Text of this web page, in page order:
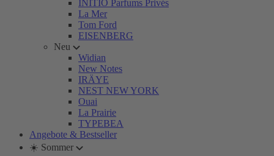
INITIO Parfums Privés
La Mer
Tom Ford
EISENBERG
Neu
Widian
New Notes
IRÄYE
NEST NEW YORK
Ouai
La Prairie
TYPEBEA
Angebote & Bestseller
☀️ Sommer